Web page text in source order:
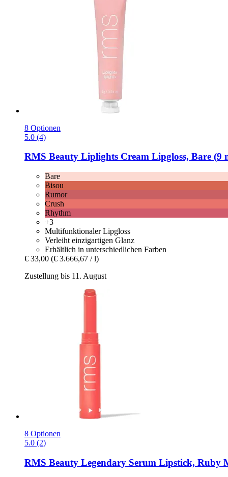
8 Optionen
5.0 (4)
RMS Beauty Liplights Cream Lipgloss, Bare (9
Bare
Bisou
Rumor
Crush
Rhythm
+3
Multifunktionaler Lipgloss
Verleiht einzigartigen Glanz
Erhältlich in unterschiedlichen Farben
€ 33,00 (€ 3.666,67 / l)
Zustellung bis 11. August
8 Optionen
5.0 (2)
RMS Beauty Legendary Serum Lipstick, Ruby